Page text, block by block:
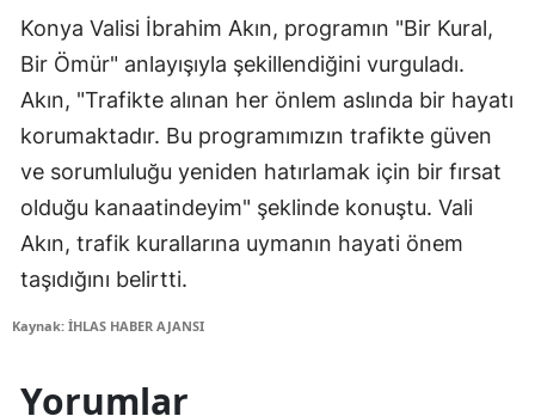
Konya Valisi İbrahim Akın, programın "Bir Kural,
Bir Ömür" anlayışıyla şekillendiğini vurguladı.
Akın, "Trafikte alınan her önlem aslında bir hayatı
korumaktadır. Bu programımızın trafikte güven
ve sorumluluğu yeniden hatırlamak için bir fırsat
olduğu kanaatindeyim" şeklinde konuştu. Vali
Akın, trafik kurallarına uymanın hayati önem
taşıdığını belirtti.
Kaynak: İHLAS HABER AJANSI
Yorumlar